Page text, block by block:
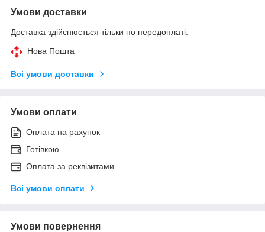
Умови доставки
Доставка здійснюється тільки по передоплаті.
Нова Пошта
Всі умови доставки
Умови оплати
Оплата на рахунок
Готівкою
Оплата за реквізитами
Всі умови оплати
Умови повернення